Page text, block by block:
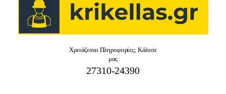
Χρειάζεσαι Πληροφορίες; Κάλεσε
μας
27310-24390